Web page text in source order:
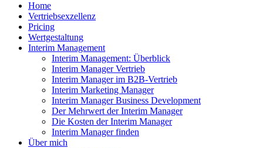
Home
Vertriebsexzellenz
Pricing
Wertgestaltung
Interim Management
Interim Management: Überblick
Interim Manager Vertrieb
Interim Manager im B2B-Vertrieb
Interim Marketing Manager
Interim Manager Business Development
Der Mehrwert der Interim Manager
Die Kosten der Interim Manager
Interim Manager finden
Über mich